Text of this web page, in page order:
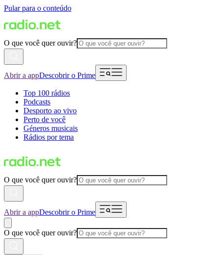
Pular para o conteúdo
O que você quer ouvir?
Abrir a appDescobrir o Prime
Top 100 rádios
Podcasts
Desporto ao vivo
Perto de você
Géneros musicais
Rádios por tema
O que você quer ouvir?
Abrir a appDescobrir o Prime
O que você quer ouvir?